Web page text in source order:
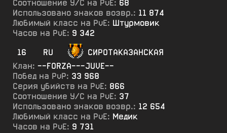
Соотношение У/С на PvE: 68
Использовано знаков возвр.: 11 874
Любимый класс на PvE: Штурмовик
Часов на PvE: 9 342
16
RU
СИРОТАКАЗАНСКАЯ
Клан: --FORZA---JUVE--
Побед на PvP: 33 968
Серия убийств на PvE: 866
Соотношение У/С на PvE: 37
Использовано знаков возвр.: 12 654
Любимый класс на PvE: Медик
Часов на PvE: 9 731